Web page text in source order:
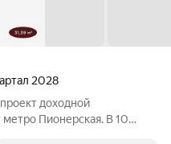
2028
доходной
Пионерская. В 10